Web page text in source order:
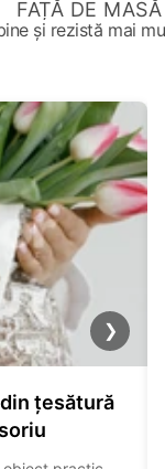
FAȚĂ DE
și rezistă mai
❯
țesătură